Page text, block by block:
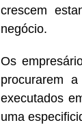
crescem
negócio.
Os
procurarem
executados
uma